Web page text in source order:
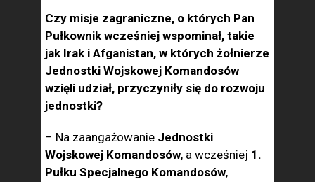
Czy misje zagraniczne, o których Pan
Pułkownik wcześniej wspominał, takie
jak Irak i Afganistan, w których żołnierze
Jednostki Wojskowej Komandosów
wzięli udział, przyczyniły się do rozwoju
jednostki?
– Na zaangażowanie Jednostki
Wojskowej Komandosów, a wcześniej 1.
Pułku Specjalnego Komandosów,